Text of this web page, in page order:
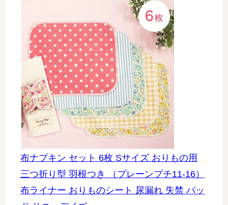
布ナプキン セット 6枚 Sサイズ おりもの用
三つ折り型 羽根つき （プレーンプチ11-16）
布ライナー おりものシート 尿漏れ 失禁 パッ